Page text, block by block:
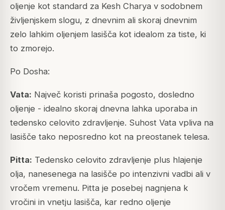
oljenje kot standard za Kesh Charya v sodobnem
življenjskem slogu, z dnevnim ali skoraj dnevnim
zelo lahkim oljenjem lasišča kot idealom za tiste, ki
to zmorejo.
Po Dosha:
Vata: Največ koristi prinaša pogosto, dosledno
oljenje - idealno skoraj dnevna lahka uporaba in
tedensko celovito zdravljenje. Suhost Vata vpliva na
lasišče tako neposredno kot na preostanek telesa.
Pitta: Tedensko celovito zdravljenje plus hlajenje
olja, nanesenega na lasišče po intenzivni vadbi ali v
vročem vremenu. Pitta je posebej nagnjena k
vročini in vnetju lasišča, kar redno oljenje